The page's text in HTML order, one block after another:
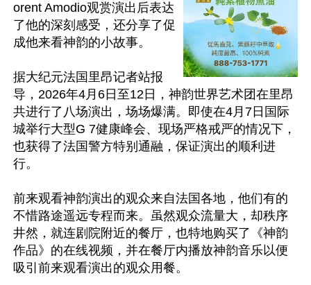
orent Amodio观赏演出后表达
了他的深刻感受，还分享了促
成他来看神韵的小故事。
据大纪元法国里昂记者站报
导，2026年4月6日至12日，神韵世界艺术团在里昂
共进行了八场演出，场场爆满。即使在4月7日国际
城举行大型G 7健康峰会、现场严格戒严的情况下，
也获得了法国警方特别通融，保证演出的顺利进
行。
前来观看神韵演出的观众来自法国各地，他们有的
不惜路途遥远专程而来。虽然观众流量大，却秩序
井然，就连剧院附近的餐厅，也特地购买了《神韵
作品》的在线视频，并在餐厅内播放神韵音乐以便
吸引前来观看演出的观众用餐。